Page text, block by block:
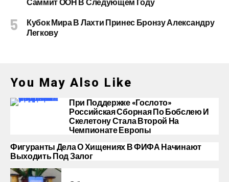
Кубок Мира В Лахти Принес Бронзу Александру
Легкову
You May Also Like
При Поддержке «Гослото»
Российская Сборная По Бобслею И
Скелетону Стала Второй На
Чемпионате Европы
Фигуранты Дела О Хищениях В ФИФА Начинают
Выходить Под Залог